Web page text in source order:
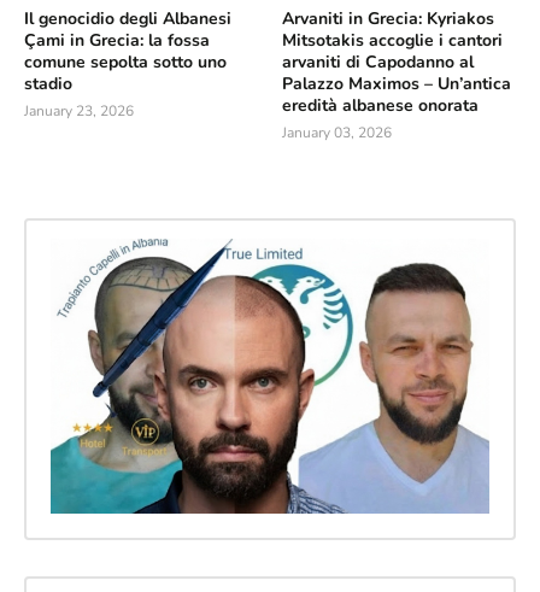
Il genocidio degli Albanesi
Çami in Grecia: la fossa
comune sepolta sotto uno
stadio
January 23, 2026
Arvaniti in Grecia: Kyriakos
Mitsotakis accoglie i cantori
arvaniti di Capodanno al
Palazzo Maximos – Un’antica
eredità albanese onorata
January 03, 2026